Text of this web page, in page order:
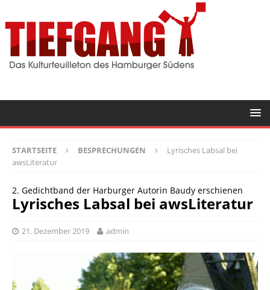
STARTSEITE BESPRECHUNGEN
Lyrisches Labsal bei
awsLiteratur
2. Gedichtband der Harburger Autorin Baudy erschienen
Lyrisches Labsal bei awsLiteratur
21. Dezember 2019 admin